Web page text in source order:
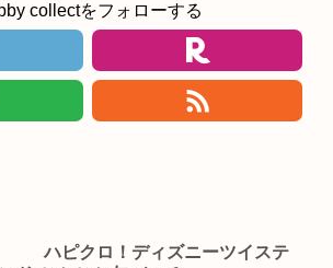
collectをフォローする
ハピクロ！ディズニーツイステ